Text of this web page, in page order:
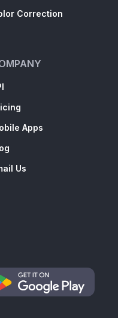
Correction
Apps
Us